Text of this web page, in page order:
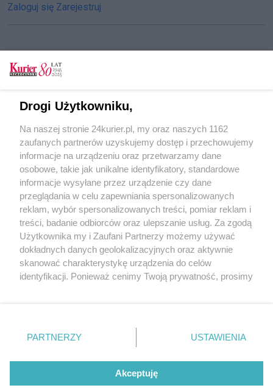
Zaloguj się Zarejestruj
CZYTAJ TAKŻE
Dwie osoby w szpitalu po przygnieceniu przez
drzewo przewracające się na chodnik
Zinterpretuj Gintrowskiego
POGODA
14℃
Zobacz prognozę na 3 dni
Copyright © 2022 Kurier Szczeciński sp. z o.o.
Wszelkie prawa zastrzeżone
Nota wydawnicza
Nota prawna
Polityka prywatności
Reklama
Drogi Użytkowniku,
Na naszej stronie 24kurier.pl, my oraz naszych 1162
zaufanych partnerów uzyskujemy dostęp i przechowujemy
informacje na urządzeniu oraz przetwarzamy dane
osobowe, takie jak unikalne identyfikatory, standardowe
informacje wysyłane przez urządzenie czy dane
przeglądania w celu zapewniania spersonalizowanych
reklam, wybór spersonalizowanych treści, pomiar reklam i
treści, badanie odbiorców oraz ulepszanie usług. Za zgodą
Użytkownika my i Zaufani Partnerzy możemy używać
dokładnych danych geolokalizacyjnych oraz aktywnie
skanować charakterystykę urządzenia do celów
identyfikacji. Ponieważ cenimy Twoją prywatność, prosimy
prywatności znajdujący się w lewym dolnym rogu strony
. Niektóre rodzaje przetwarzania danych nie wymagają
takiemu przetwarzaniu. Preferencje będą miały
zastosowania tylko na tej witrynie.
PARTNERZY USTAWIENIA
Akceptuję